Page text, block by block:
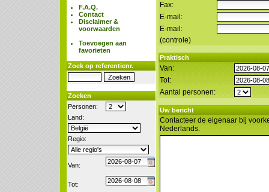
F.A.Q.
Contact
Disclaimer &
voorwaarden
Toevoegen aan
favorieten
Zoek op referentienr.
Zoeken
Personen:
Land:
Regio:
Van:
Tot:
Fax:
E-mail:
E-mail:
(controle)
Praktisch
Van:
Tot:
Aantal personen:
Uw bericht
Contacteer de eigenaar bij
Nederlands.